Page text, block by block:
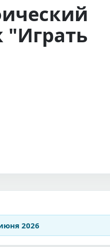
"Играть
2026